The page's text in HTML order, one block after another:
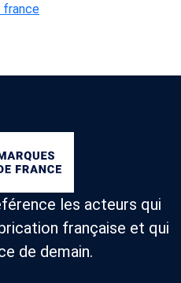
france
les acteurs qui
française et qui
de demain.